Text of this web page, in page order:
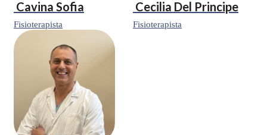
Cavina Sofia
Fisioterapista
Cecilia Del Principe
Fisioterapista